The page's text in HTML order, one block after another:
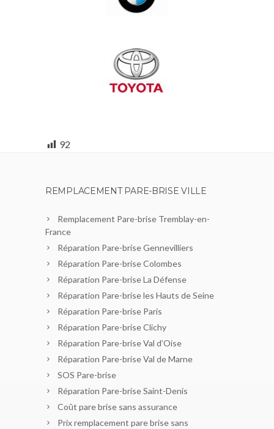
92
REMPLACEMENT PARE-BRISE VILLE
Remplacement Pare-brise Tremblay-en-
France
Réparation Pare-brise Gennevilliers
Réparation Pare-brise Colombes
Réparation Pare-brise La Défense
Réparation Pare-brise les Hauts de Seine
Réparation Pare-brise Paris
Réparation Pare-brise Clichy
Réparation Pare-brise Val d’Oise
Réparation Pare-brise Val de Marne
SOS Pare-brise
Réparation Pare-brise Saint-Denis
Coût pare brise sans assurance
Prix remplacement pare brise sans